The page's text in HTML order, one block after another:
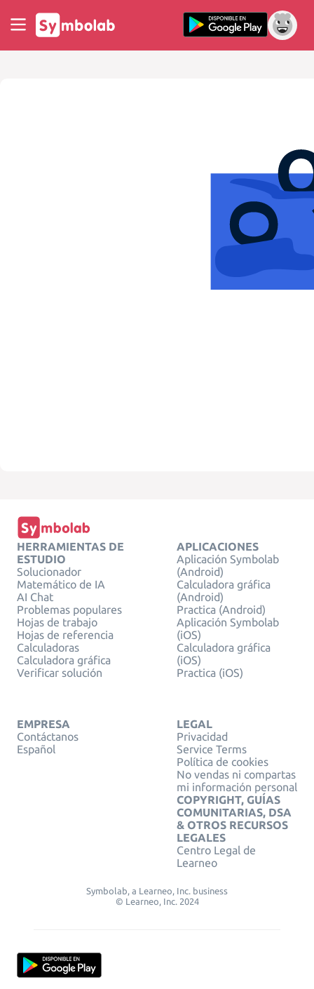
HERRAMIENTAS DE
ESTUDIO
Solucionador
Matemático de IA
AI Chat
Problemas populares
Hojas de trabajo
Hojas de referencia
Calculadoras
Calculadora gráfica
Verificar solución
APLICACIONES
Aplicación Symbolab
(Android)
Calculadora gráfica
(Android)
Practica (Android)
Aplicación Symbolab
(iOS)
Calculadora gráfica
(iOS)
Practica (iOS)
EMPRESA
Contáctanos
Español
LEGAL
Privacidad
Service Terms
Política de cookies
No vendas ni compartas
mi información personal
COPYRIGHT, GUÍAS
COMUNITARIAS, DSA
& OTROS RECURSOS
LEGALES
Centro Legal de
Learneo
Symbolab, a Learneo, Inc. business
© Learneo, Inc. 2024